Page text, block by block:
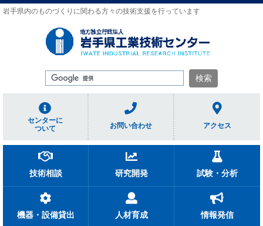
岩手県内のものづくりに関わる方々の技術支援を行っています
センターに
ついて
お問い合わせ アクセス
技術相談 研究開発 試験・分析
機器・設備貸出 人材育成 情報発信